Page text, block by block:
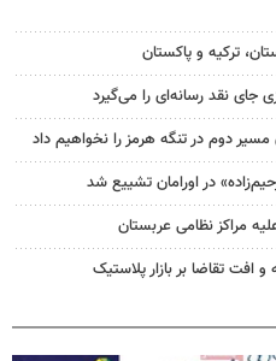
ترکیه و پاکستان
نقد رسانه‌ای را می‌گیرد
دوم در تنگه هرمز را نخواهیم داد
در اورامان تشییع شد
مراکز نظامی عربستان
افت تقاضا بر بازار پلاستیک